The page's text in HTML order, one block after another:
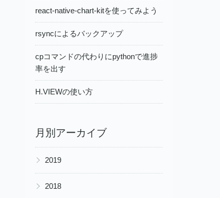
react-native-chart-kitを使ってみよう
rsyncによるバックアップ
cpコマンドの代わりにpythonで進捗
率を出す
H.VIEWの使い方
月別アーカイブ
▶ 2019
▶ 2018